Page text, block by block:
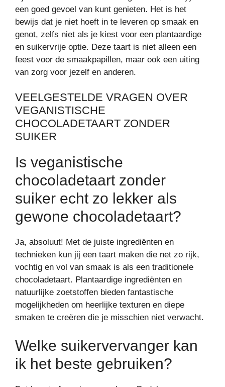
een goed gevoel van kunt genieten. Het is het
bewijs dat je niet hoeft in te leveren op smaak en
genot, zelfs niet als je kiest voor een plantaardige
en suikervrije optie. Deze taart is niet alleen een
feest voor de smaakpapillen, maar ook een uiting
van zorg voor jezelf en anderen.
VEELGESTELDE VRAGEN OVER
VEGANISTISCHE
CHOCOLADETAART ZONDER
SUIKER
Is veganistische
chocoladetaart zonder
suiker echt zo lekker als
gewone chocoladetaart?
Ja, absoluut! Met de juiste ingrediënten en
technieken kun jij een taart maken die net zo rijk,
vochtig en vol van smaak is als een traditionele
chocoladetaart. Plantaardige ingrediënten en
natuurlijke zoetstoffen bieden fantastische
mogelijkheden om heerlijke texturen en diepe
smaken te creëren die je misschien niet verwacht.
Welke suikervervanger kan
ik het beste gebruiken?